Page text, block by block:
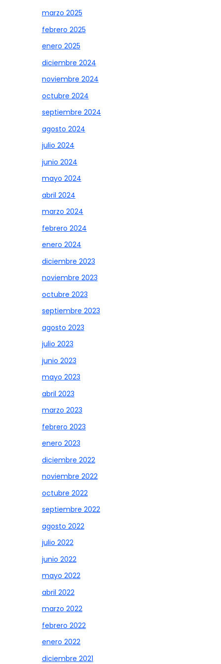
marzo 2025
febrero 2025
enero 2025
diciembre 2024
noviembre 2024
octubre 2024
septiembre 2024
agosto 2024
julio 2024
junio 2024
mayo 2024
abril 2024
marzo 2024
febrero 2024
enero 2024
diciembre 2023
noviembre 2023
octubre 2023
septiembre 2023
agosto 2023
julio 2023
junio 2023
mayo 2023
abril 2023
marzo 2023
febrero 2023
enero 2023
diciembre 2022
noviembre 2022
octubre 2022
septiembre 2022
agosto 2022
julio 2022
junio 2022
mayo 2022
abril 2022
marzo 2022
febrero 2022
enero 2022
diciembre 2021